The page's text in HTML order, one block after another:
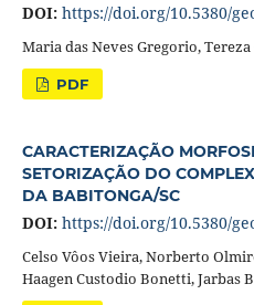
DOI: https://doi.org/10.5380/
Maria das Neves Gregorio,
PDF
CARACTERIZAÇÃO
SETORIZAÇÃO DO
DA BABITONGA/SC
DOI: https://doi.org/10.5380/
Celso Vôos Vieira, Norberto
Haagen Custodio Bonetti, Jarbas